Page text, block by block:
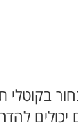
בקוטלי
יכולים